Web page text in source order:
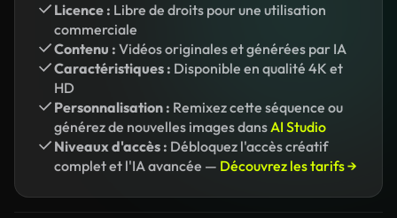
Licence : Libre de droits pour une utilisation
commerciale
Contenu : Vidéos originales et générées par IA
Caractéristiques : Disponible en qualité 4K et
HD
Personnalisation : Remixez cette séquence ou
générez de nouvelles images dansAI Studio
Niveaux d'accès : Débloquez l'accès créatif
complet et l'IA avancée — Découvrez les tarifs →